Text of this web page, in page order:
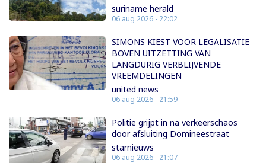
suriname herald
06 aug 2026 - 22:02
SIMONS KIEST VOOR LEGALISATIE
BOVEN UITZETTING VAN
LANGDURIG VERBLIJVENDE
VREEMDELINGEN
united news
06 aug 2026 - 21:59
Politie grijpt in na verkeerschaos
door afsluiting Domineestraat
starnieuws
06 aug 2026 - 21:07